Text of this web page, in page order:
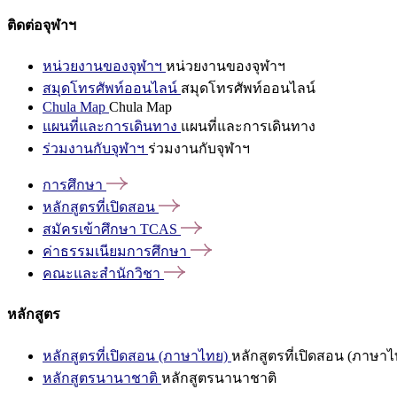
ติดต่อจุฬาฯ
หน่วยงานของจุฬาฯ หน่วยงานของจุฬาฯ
สมุดโทรศัพท์ออนไลน์ สมุดโทรศัพท์ออนไลน์
Chula Map Chula Map
แผนที่และการเดินทาง แผนที่และการเดินทาง
ร่วมงานกับจุฬาฯ ร่วมงานกับจุฬาฯ
การศึกษา
หลักสูตรที่เปิดสอน
สมัครเข้าศึกษา TCAS
ค่าธรรมเนียมการศึกษา
คณะและสำนักวิชา
หลักสูตร
หลักสูตรที่เปิดสอน (ภาษาไทย) หลักสูตรที่เปิดสอน (ภาษาไ
หลักสูตรนานาชาติ หลักสูตรนานาชาติ